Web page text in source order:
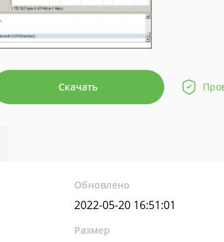
Скачать
Обновлено
2022-05-20 16:51:01
Размер